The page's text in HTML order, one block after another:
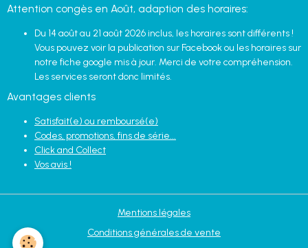
Attention congès en Août, adaption des horaires:
Du 14 août au 21 août 2026 inclus, les horaires sont différents !
Vous pouvez voir la publication sur Facebook ou les horaires sur
notre fiche google mis à jour. Merci de votre compréhension.
Les services seront donc limités.
Avantages clients
Satisfait(e) ou remboursé(e)
Codes, promotions, fins de série...
Click and Collect
Vos avis !
Mentions légales
Conditions générales de vente